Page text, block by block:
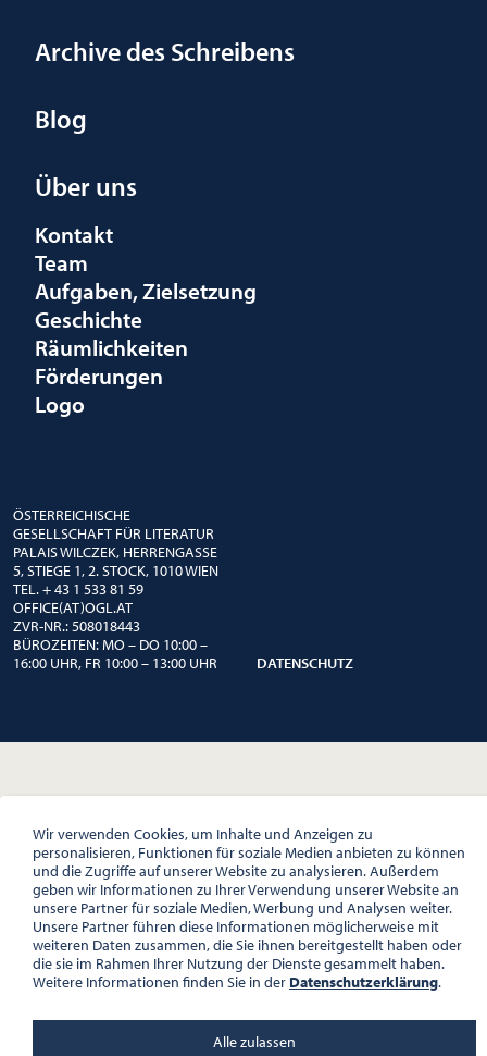
Archive des Schreibens
Blog
Über uns
Kontakt
Team
Aufgaben, Zielsetzung
Geschichte
Räumlichkeiten
Förderungen
Logo
ÖSTERREICHISCHE
GESELLSCHAFT FÜR LITERATUR
PALAIS WILCZEK, HERRENGASSE
5, STIEGE 1, 2. STOCK, 1010 WIEN
TEL. + 43 1 533 81 59
OFFICE(AT)OGL.AT
ZVR-NR.: 508018443
BÜROZEITEN: MO – DO 10:00 –
16:00 UHR, FR 10:00 – 13:00 UHR
DATENSCHUTZ
Wir verwenden Cookies, um Inhalte und Anzeigen zu
personalisieren, Funktionen für soziale Medien anbieten zu können
und die Zugriffe auf unserer Website zu analysieren. Außerdem
geben wir Informationen zu Ihrer Verwendung unserer Website an
unsere Partner für soziale Medien, Werbung und Analysen weiter.
Unsere Partner führen diese Informationen möglicherweise mit
weiteren Daten zusammen, die Sie ihnen bereitgestellt haben oder
die sie im Rahmen Ihrer Nutzung der Dienste gesammelt haben.
Weitere Informationen finden Sie in der Datenschutzerklärung.
Alle zulassen